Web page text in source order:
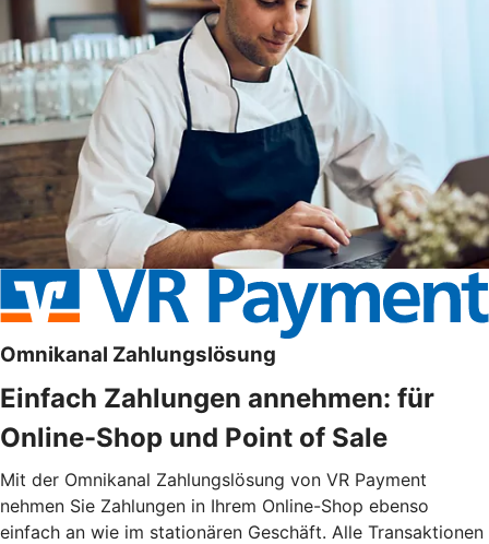
Omnikanal Zahlungslösung
Einfach Zahlungen annehmen: für
Online-Shop und Point of Sale
Mit der Omnikanal Zahlungslösung von VR Payment
nehmen Sie Zahlungen in Ihrem Online-Shop ebenso
einfach an wie im stationären Geschäft. Alle Transaktionen